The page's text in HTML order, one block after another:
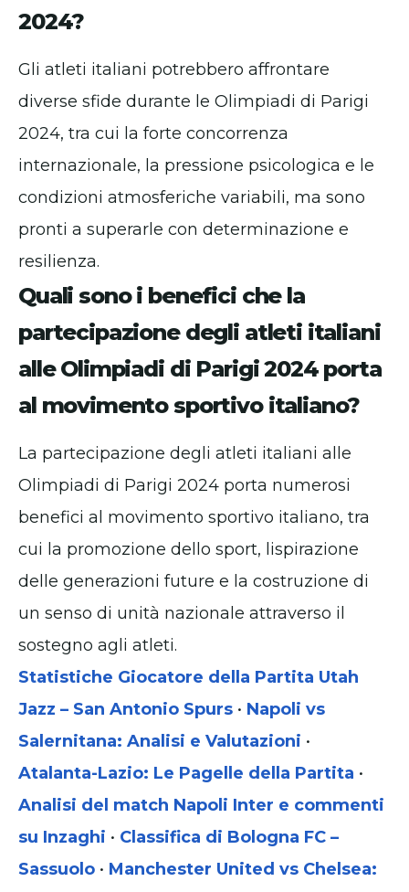
2024?
Gli atleti italiani potrebbero affrontare
diverse sfide durante le Olimpiadi di Parigi
2024, tra cui la forte concorrenza
internazionale, la pressione psicologica e le
condizioni atmosferiche variabili, ma sono
pronti a superarle con determinazione e
resilienza.
Quali sono i benefici che la
partecipazione degli atleti italiani
alle Olimpiadi di Parigi 2024 porta
al movimento sportivo italiano?
La partecipazione degli atleti italiani alle
Olimpiadi di Parigi 2024 porta numerosi
benefici al movimento sportivo italiano, tra
cui la promozione dello sport, lispirazione
delle generazioni future e la costruzione di
un senso di unità nazionale attraverso il
sostegno agli atleti.
Statistiche Giocatore della Partita Utah
Jazz – San Antonio Spurs • Napoli vs
Salernitana: Analisi e Valutazioni •
Atalanta-Lazio: Le Pagelle della Partita •
Analisi del match Napoli Inter e commenti
su Inzaghi • Classifica di Bologna FC –
Sassuolo • Manchester United vs Chelsea: